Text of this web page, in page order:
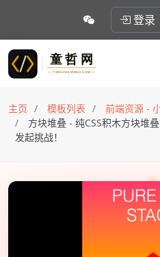
登录
主页 模板列表
前端资源 -
方块堆叠 - 纯CSS积木方块堆
发起挑战！